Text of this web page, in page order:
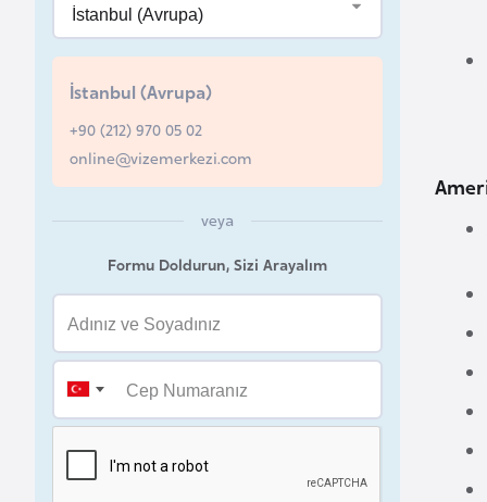
İstanbul (Avrupa)
+90 (212) 970 05 02
online@vizemerkezi.com
veya
Formu Doldurun, Sizi Arayalım
B
e
n
n
s
n
a
H
s
e